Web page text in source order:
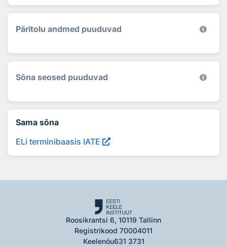
Päritolu andmed puuduvad
Sõna seosed puuduvad
Sama sõna
ELi terminibaasis IATE
Roosikrantsi 6, 10119 Tallinn
Registrikood 70004011
Keelenõu631 3731